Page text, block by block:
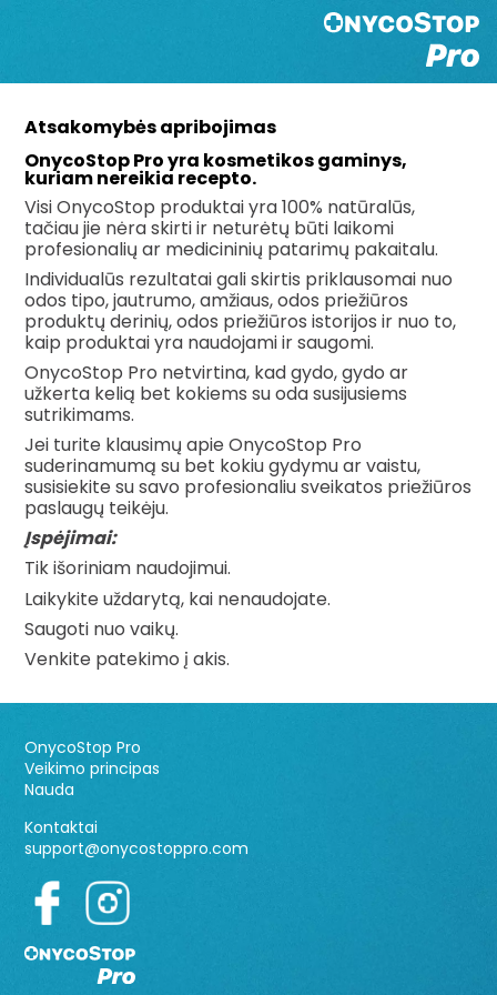
Atsakomybės apribojimas
OnycoStop Pro yra kosmetikos gaminys,
kuriam nereikia recepto.
Visi OnycoStop produktai yra 100% natūralūs,
tačiau jie nėra skirti ir neturėtų būti laikomi
profesionalių ar medicininių patarimų pakaitalu.
Individualūs rezultatai gali skirtis priklausomai nuo
odos tipo, jautrumo, amžiaus, odos priežiūros
produktų derinių, odos priežiūros istorijos ir nuo to,
kaip produktai yra naudojami ir saugomi.
OnycoStop Pro netvirtina, kad gydo, gydo ar
užkerta kelią bet kokiems su oda susijusiems
sutrikimams.
Jei turite klausimų apie OnycoStop Pro
suderinamumą su bet kokiu gydymu ar vaistu,
susisiekite su savo profesionaliu sveikatos priežiūros
paslaugų teikėju.
Įspėjimai:
Tik išoriniam naudojimui.
Laikykite uždarytą, kai nenaudojate.
Saugoti nuo vaikų.
Venkite patekimo į akis.
OnycoStop Pro
Veikimo principas
Nauda
Kontaktai
support@onycostoppro.com